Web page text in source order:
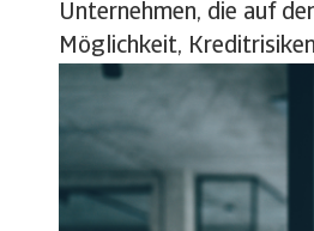
Unternehmen, die auf
Möglichkeit,